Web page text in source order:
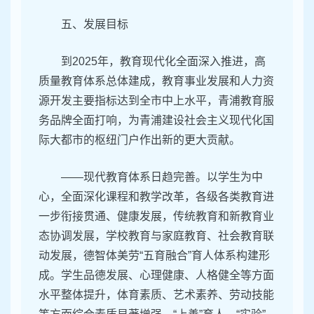
五、发展目标
到2025年，教育现代化全面深入推进，高
质量教育体系总体建成，教育事业发展和人力资
源开发主要指标达到全市中上水平，青浦教育服
务品牌全面打响，为青浦建设社会主义现代化国
际大都市的枢纽门户作出新的更大贡献。
——现代教育体系日趋完善。以学生为中
心，全面深化课程和教学改革，各级各类教育进
一步衔接贯通、健康发展，传统教育和新教育业
态协调发展，学校教育与家庭教育、社会教育联
动发展，德智体美劳“五育融合”育人体系构建形
成。学生品德发展、心理健康、人格健全等方面
水平整体提升，体育素质、艺术素养、劳动技能